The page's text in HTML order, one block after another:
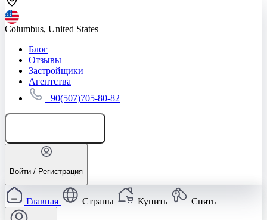
Columbus, United States
Блог
Отзывы
Застройщики
Агентства
+90(507)705-80-82
Войти / Регистрация
Главная Страны Купить Снять